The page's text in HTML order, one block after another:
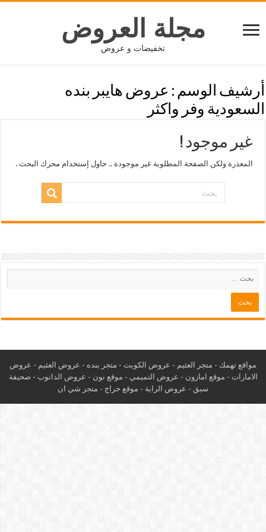
مجلة العروض
تخفيضات و عروض
أرشيف الوسم : عروض هايبر بنده
السعودية وفر واكثر
غير موجود !
المعذرة ولكن الصفحة المطلوبة غير موجودة .. حاول إستخدام محرك البحث .
مواقع تهمك - متجر العثيم - عروض الكويت - متجر بنده - عروض العثيم - عروض
الامارات - موقع امازون - عروض التميمي - موقع نون - عروض الدانوب - صحيفة
سبق - عروض الراية - موقع حراج - متجر شي ان